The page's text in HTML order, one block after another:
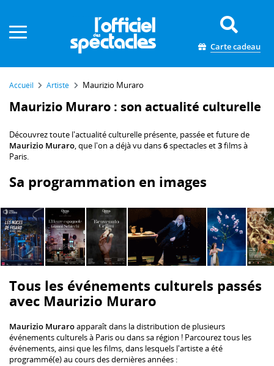
Carte cadeau
Accueil Artiste Maurizio Muraro
Maurizio Muraro : son actualité culturelle
Découvrez toute l'actualité culturelle présente, passée et future de
Maurizio Muraro, que l'on a déjà vu dans6spectacles et3films à
Paris.
Sa programmation en images
Tous les événements culturels passés
avec Maurizio Muraro
Maurizio Muraroapparaît dans la distribution de plusieurs
événements culturels à Paris ou dans sa région ! Parcourez tous les
événements, ainsi que les films, dans lesquels l'artiste a été
programmé(e) au cours des dernières années :